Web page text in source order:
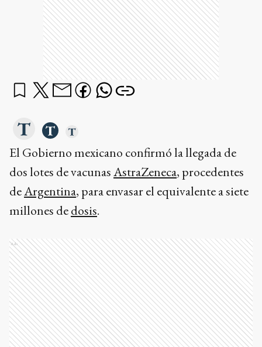
El Gobierno mexicano confirmó la llegada de
dos lotes de vacunasAstraZeneca, procedentes
deArgentina, para envasar el equivalente a siete
millones dedosis.
Ads